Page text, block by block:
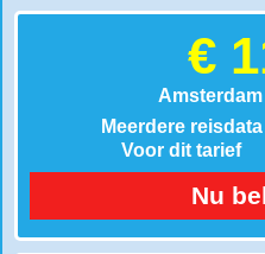
€
Meerdere reisdata
Voor dit tarief
Nu